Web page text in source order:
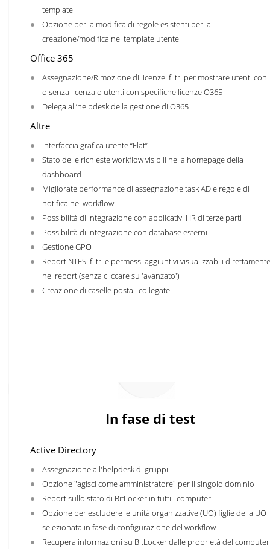
template
Opzione per la modifica di regole esistenti per la
creazione/modifica nei template utente
Office 365
Assegnazione/Rimozione di licenze: filtri per mostrare utenti con
o senza licenza o utenti con specifiche licenze O365
Delega all’helpdesk della gestione di O365
Altre
Interfaccia grafica utente “Flat”
Stato delle richieste workflow visibili nella homepage della
dashboard
Migliorate performance di assegnazione task AD e regole di
notifica nei workflow
Possibilità di integrazione con applicativi HR di terze parti
Possibilità di integrazione con database esterni
Gestione GPO
Report NTFS: filtri e permessi aggiuntivi visualizzabili direttamente
nel report (senza cliccare su 'avanzato')
Creazione di caselle postali collegate
In fase di test
Active Directory
Assegnazione all'helpdesk di gruppi
Opzione "agisci come amministratore" per il singolo dominio
Report sullo stato di BitLocker in tutti i computer
Opzione per escludere le unità organizzative (UO) figlie della UO
selezionata in fase di configurazione del workflow
Recupera informazioni su BitLocker dalle proprietà del computer